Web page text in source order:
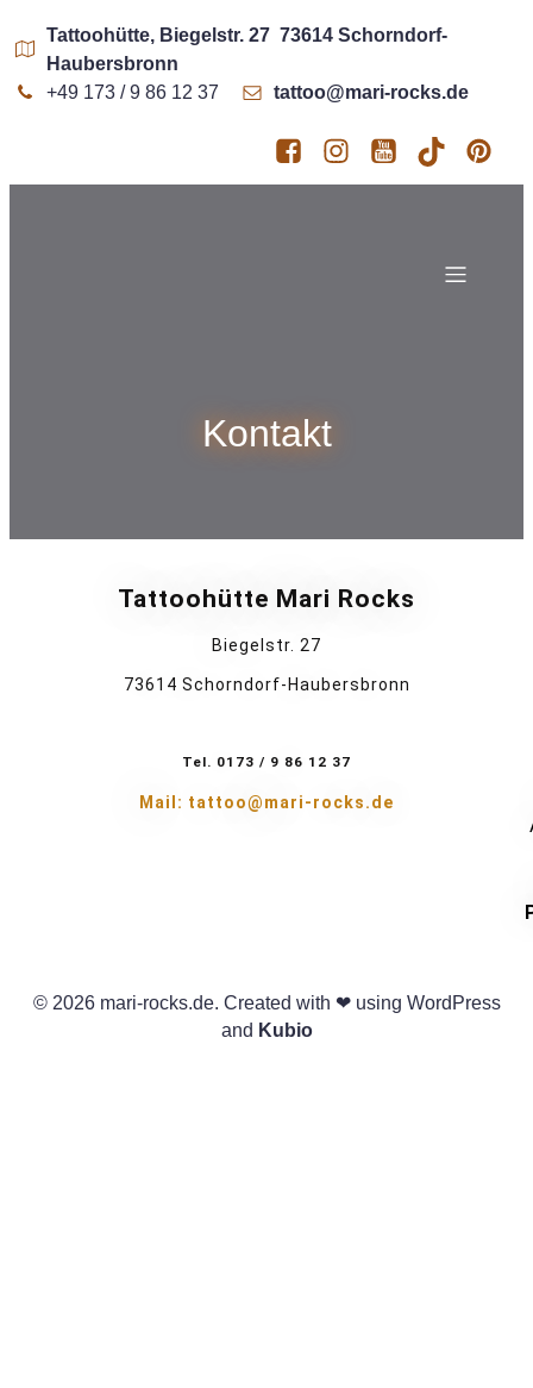
Tattoohütte, Biegelstr. 27 73614 Schorndorf-
Haubersbronn
+49 173 / 9 86 12 37
tattoo@mari-rocks.de
Kontakt
Tattoohütte Mari Rocks
Biegelstr. 27
73614 Schorndorf-Haubersbronn
Tel. 0173 / 9 86 12 37
Mail: tattoo@mari-rocks.de
© 2026 mari-rocks.de. Created with ❤ using WordPress
and Kubio